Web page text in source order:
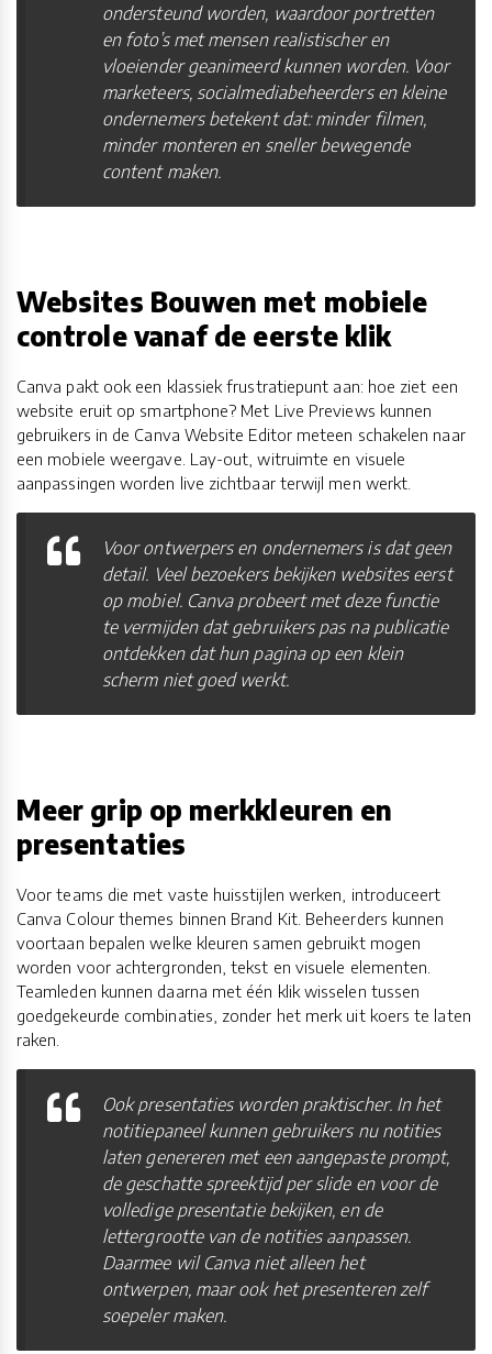
ondersteund worden, waardoor portretten
en foto’s met mensen realistischer en
vloeiender geanimeerd kunnen worden. Voor
marketeers, socialmediabeheerders en kleine
ondernemers betekent dat: minder filmen,
minder monteren en sneller bewegende
content maken.
Websites Bouwen met mobiele
controle vanaf de eerste klik
Canva pakt ook een klassiek frustratiepunt aan: hoe ziet een
website eruit op smartphone? Met Live Previews kunnen
gebruikers in de Canva Website Editor meteen schakelen naar
een mobiele weergave. Lay-out, witruimte en visuele
aanpassingen worden live zichtbaar terwijl men werkt.
Voor ontwerpers en ondernemers is dat geen
detail. Veel bezoekers bekijken websites eerst
op mobiel. Canva probeert met deze functie
te vermijden dat gebruikers pas na publicatie
ontdekken dat hun pagina op een klein
scherm niet goed werkt.
Meer grip op merkkleuren en
presentaties
Voor teams die met vaste huisstijlen werken, introduceert
Canva Colour themes binnen Brand Kit. Beheerders kunnen
voortaan bepalen welke kleuren samen gebruikt mogen
worden voor achtergronden, tekst en visuele elementen.
Teamleden kunnen daarna met één klik wisselen tussen
goedgekeurde combinaties, zonder het merk uit koers te laten
raken.
Ook presentaties worden praktischer. In het
notitiepaneel kunnen gebruikers nu notities
laten genereren met een aangepaste prompt,
de geschatte spreektijd per slide en voor de
volledige presentatie bekijken, en de
lettergrootte van de notities aanpassen.
Daarmee wil Canva niet alleen het
ontwerpen, maar ook het presenteren zelf
soepeler maken.